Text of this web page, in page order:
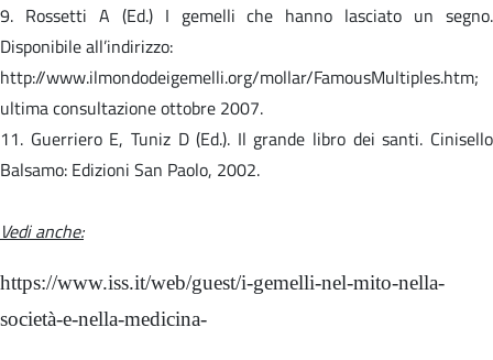
9. Rossetti A (Ed.) I gemelli che hanno lasciato un segno.
Disponibile all’indirizzo:
http://www.ilmondodeigemelli.org/mollar/FamousMultiples.htm;
ultima consultazione ottobre 2007.
11. Guerriero E, Tuniz D (Ed.). Il grande libro dei santi. Cinisello
Balsamo: Edizioni San Paolo, 2002.
Vedi anche:
https://www.iss.it/web/guest/i-gemelli-nel-mito-nella-
società-e-nella-medicina-